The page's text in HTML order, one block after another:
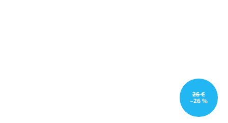
26 €
–26 %